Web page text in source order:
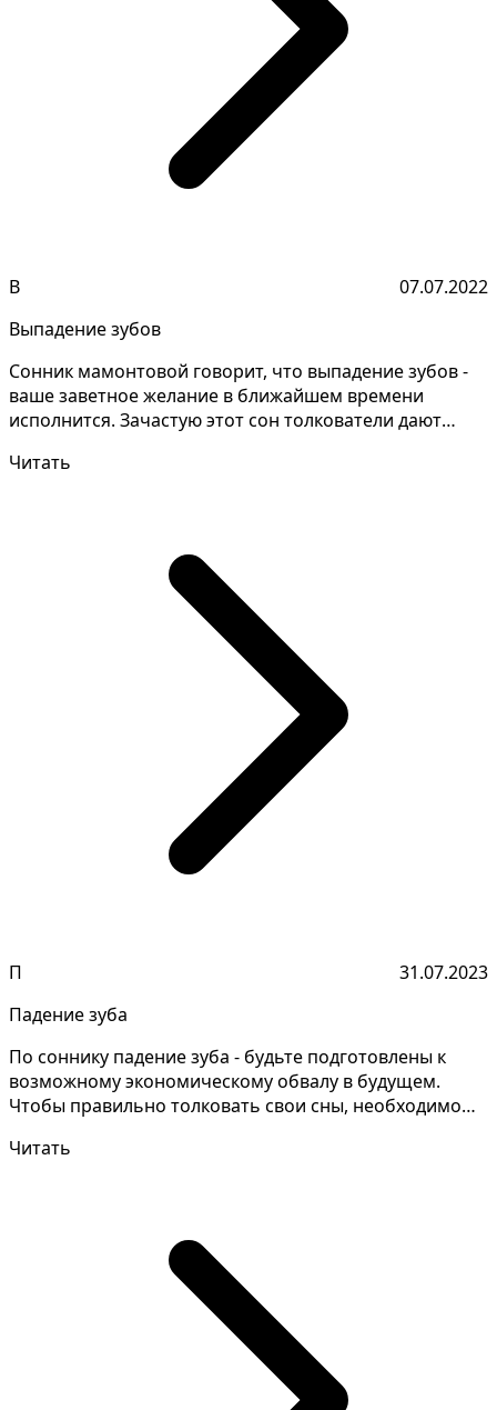
В
07.07.2022
Выпадение зубов
Сонник мамонтовой говорит, что выпадение зубов -
ваше заветное желание в ближайшем времени
исполнится. Зачастую этот сон толкователи дают
Читать
П
31.07.2023
Падение зуба
По соннику падение зуба - будьте подготовлены к
возможному экономическому обвалу в будущем.
Чтобы правильно толковать свои сны, необходимо
Читать